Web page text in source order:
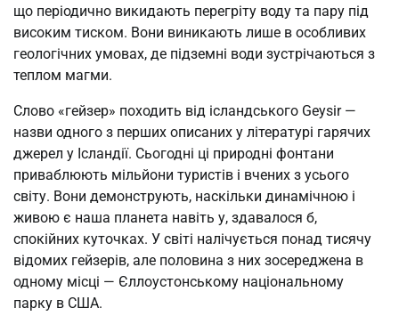
що періодично викидають перегріту воду та пару під
високим тиском. Вони виникають лише в особливих
геологічних умовах, де підземні води зустрічаються з
теплом магми.
Слово «гейзер» походить від ісландського Geysir —
назви одного з перших описаних у літературі гарячих
джерел у Ісландії. Сьогодні ці природні фонтани
приваблюють мільйони туристів і вчених з усього
світу. Вони демонструють, наскільки динамічною і
живою є наша планета навіть у, здавалося б,
спокійних куточках. У світі налічується понад тисячу
відомих гейзерів, але половина з них зосереджена в
одному місці — Єллоустонському національному
парку в США.